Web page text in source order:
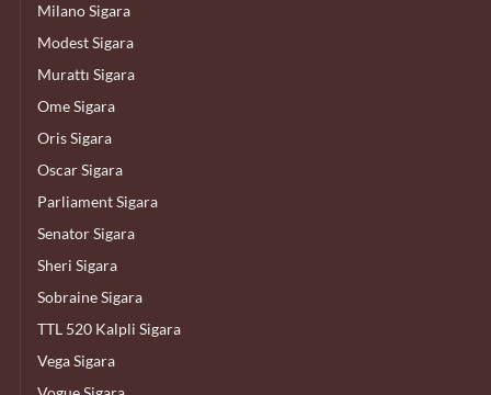
Milano Sigara
Modest Sigara
Murattı Sigara
Ome Sigara
Oris Sigara
Oscar Sigara
Parliament Sigara
Senator Sigara
Sheri Sigara
Sobraine Sigara
TTL 520 Kalpli Sigara
Vega Sigara